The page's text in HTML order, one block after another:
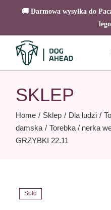
🚚 Darmowa wysyłka do
content
SKLEP
Home Sklep Dla ludzi
damska
Torebka / nerka
GRZYBKI 22.11
Sold